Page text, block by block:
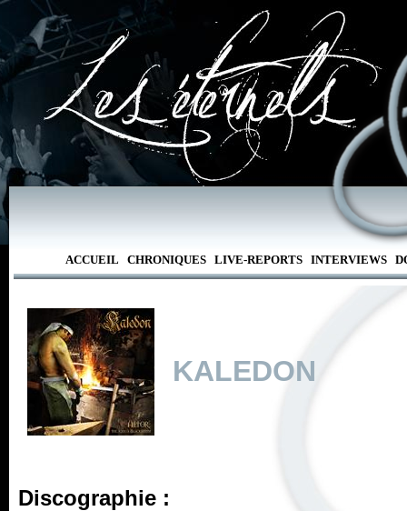
ACCUEIL CHRONIQUES LIVE-REPORTS INTERVIEWS
KALEDON
Discographie :